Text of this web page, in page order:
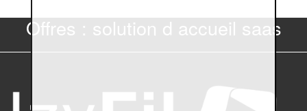
Offres : solution d accueil saas